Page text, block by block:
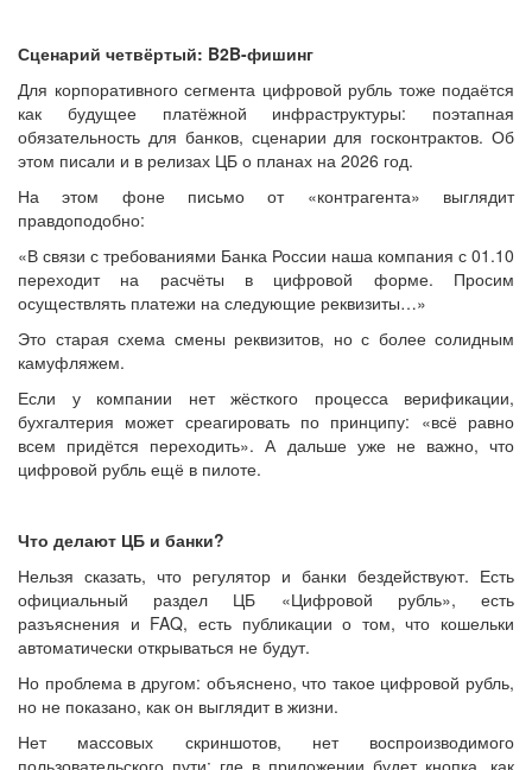
Сценарий четвёртый: B2B-фишинг
Для корпоративного сегмента цифровой рубль тоже подаётся
как будущее платёжной инфраструктуры: поэтапная
обязательность для банков, сценарии для госконтрактов. Об
этом писали и в релизах ЦБ о планах на 2026 год.
На этом фоне письмо от «контрагента» выглядит
правдоподобно:
«В связи с требованиями Банка России наша компания с 01.10
переходит на расчёты в цифровой форме. Просим
осуществлять платежи на следующие реквизиты…»
Это старая схема смены реквизитов, но с более солидным
камуфляжем.
Если у компании нет жёсткого процесса верификации,
бухгалтерия может среагировать по принципу: «всё равно
всем придётся переходить». А дальше уже не важно, что
цифровой рубль ещё в пилоте.
Что делают ЦБ и банки?
Нельзя сказать, что регулятор и банки бездействуют. Есть
официальный раздел ЦБ «Цифровой рубль», есть
разъяснения и FAQ, есть публикации о том, что кошельки
автоматически открываться не будут.
Но проблема в другом: объяснено, что такое цифровой рубль,
но не показано, как он выглядит в жизни.
Нет массовых скриншотов, нет воспроизводимого
пользовательского пути: где в приложении будет кнопка, как